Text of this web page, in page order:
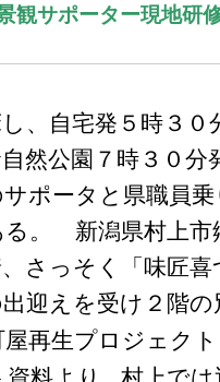
観サポーター現地研
、自宅発５時３０
然公園７時３０
ポータと県職員
。 新潟県村上市
さっそく「味匠
迎えを受け２階
屋再生プロジェク